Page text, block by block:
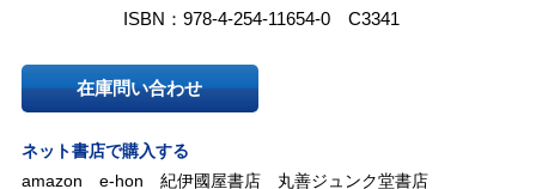
ISBN：978-4-254-11654-0 C3341
在庫問い合わせ
ネット書店で購入する
amazon
e-hon 紀伊國屋書店
丸善ジュンク堂書店